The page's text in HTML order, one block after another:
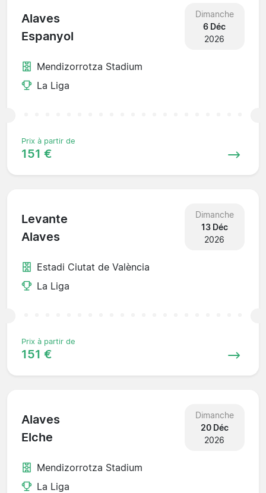
Alaves
Espanyol
Dimanche
6 Déc
2026
Mendizorrotza Stadium
La Liga
Prix à partir de
151 €
Levante
Alaves
Dimanche
13 Déc
2026
Estadi Ciutat de València
La Liga
Prix à partir de
151 €
Alaves
Elche
Dimanche
20 Déc
2026
Mendizorrotza Stadium
La Liga